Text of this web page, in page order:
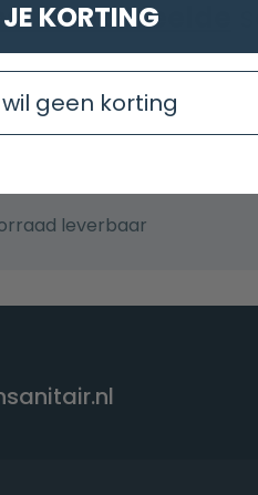
beoordeelde
leverbaar
KORTING
wil geen korting